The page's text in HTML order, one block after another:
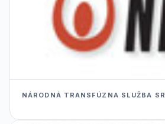
NÁRODNÁ TRANSFÚZNA SLUŽBA SR